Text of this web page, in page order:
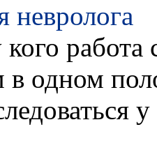
невролога
работа
одном